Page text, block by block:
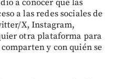
a conocer que las
a las redes sociales de
X, Instagram,
otra plataforma para
y con quién se